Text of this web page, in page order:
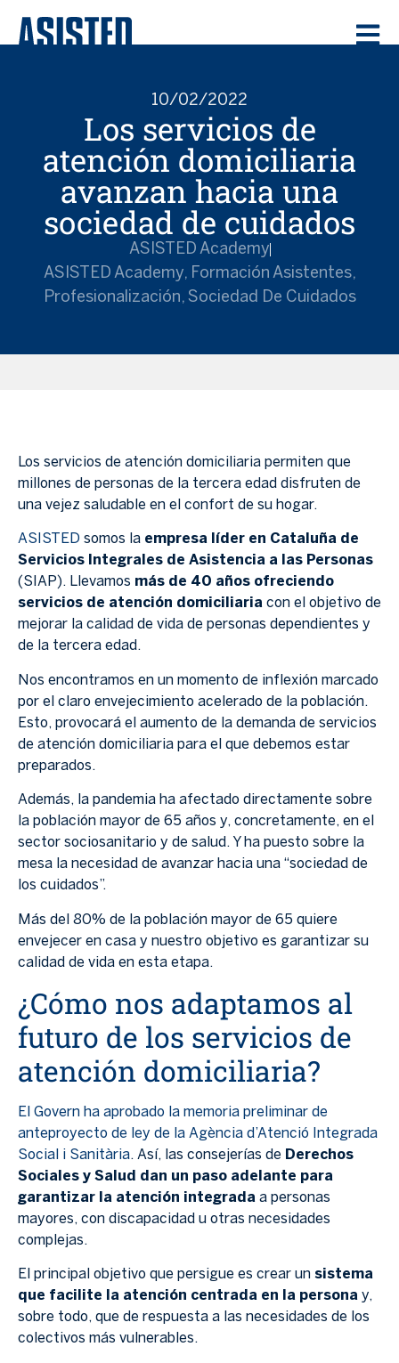
10/02/2022
Los servicios de
atención domiciliaria
avanzan hacia una
sociedad de cuidados
ASISTED Academy
ASISTED Academy, Formación Asistentes,
Profesionalización, Sociedad De Cuidados
Los servicios de atención domiciliaria permiten que
millones de personas de la tercera edad disfruten de
una vejez saludable en el confort de su hogar.
ASISTED somos la empresa líder en Cataluña de
Servicios Integrales de Asistencia a las Personas
(SIAP). Llevamos más de 40 años ofreciendo
servicios de atención domiciliaria con el objetivo de
mejorar la calidad de vida de personas dependientes y
de la tercera edad.
Nos encontramos en un momento de inflexión marcado
por el claro envejecimiento acelerado de la población.
Esto, provocará el aumento de la demanda de servicios
de atención domiciliaria para el que debemos estar
preparados.
Además, la pandemia ha afectado directamente sobre
la población mayor de 65 años y, concretamente, en el
sector sociosanitario y de salud. Y ha puesto sobre la
mesa la necesidad de avanzar hacia una “sociedad de
los cuidados”.
Más del 80% de la población mayor de 65 quiere
envejecer en casa y nuestro objetivo es garantizar su
calidad de vida en esta etapa.
¿Cómo nos adaptamos al
futuro de los servicios de
atención domiciliaria?
El Govern ha aprobado la memoria preliminar de
anteproyecto de ley de la Agència d’Atenció Integrada
Social i Sanitària. Así, las consejerías de Derechos
Sociales y Salud dan un paso adelante para
garantizar la atención integrada a personas
mayores, con discapacidad u otras necesidades
complejas.
El principal objetivo que persigue es crear un sistema
que facilite la atención centrada en la persona y,
sobre todo, que de respuesta a las necesidades de los
colectivos más vulnerables.